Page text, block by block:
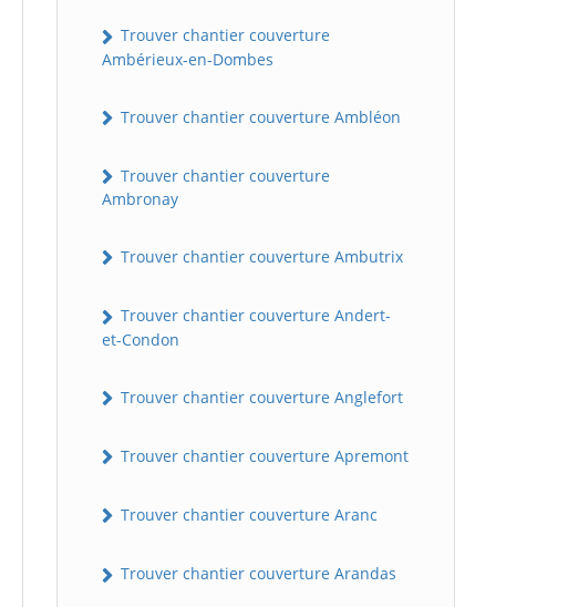
Trouver chantier couverture
Ambérieux-en-Dombes
Trouver chantier couverture Ambléon
Trouver chantier couverture
Ambronay
Trouver chantier couverture Ambutrix
Trouver chantier couverture Andert-
et-Condon
Trouver chantier couverture Anglefort
Trouver chantier couverture Apremont
Trouver chantier couverture Aranc
Trouver chantier couverture Arandas